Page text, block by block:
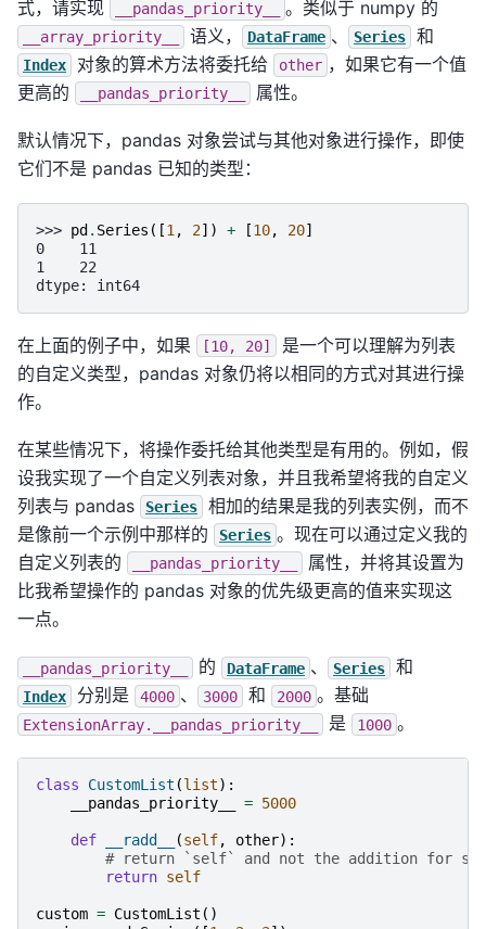
式，请实现
__pandas_priority__ 。类似于 numpy 的
__array_priority__ 语义， DataFrame 、 Series 和
Index 对象的算术方法将委托给 other ，如果它有一个值
更高的
__pandas_priority__ 属性。
默认情况下，pandas 对象尝试与其他对象进行操作，即使
它们不是 pandas 已知的类型：
>>> pd . Series ([1 , 2]) + [10, 20]
0    11
1    22
dtype: int64
在上面的例子中，如果 [10, 20]
是一个可以理解为列表
的自定义类型，pandas 对象仍将以相同的方式对其进行操
作。
在某些情况下，将操作委托给其他类型是有用的。例如，假
设我实现了一个自定义列表对象，并且我希望将我的自定义
列表与 pandas
Series
相加的结果是我的列表实例，而不
是像前一个示例中那样的
Series 。现在可以通过定义我的
自定义列表的
__pandas_priority__
属性，并将其设置为
比我希望操作的 pandas 对象的优先级更高的值来实现这
一点。
__pandas_priority__ 的 DataFrame 、 Series 和
Index 分别是 4000 、 3000 和 2000 。基础
ExtensionArray.__pandas_priority__ 是 1000 。
class CustomList (list):
__pandas_priority__
= 5000
def __radd__ (self, other):
# return `self` and not the addition for
return self
custom = CustomList ()